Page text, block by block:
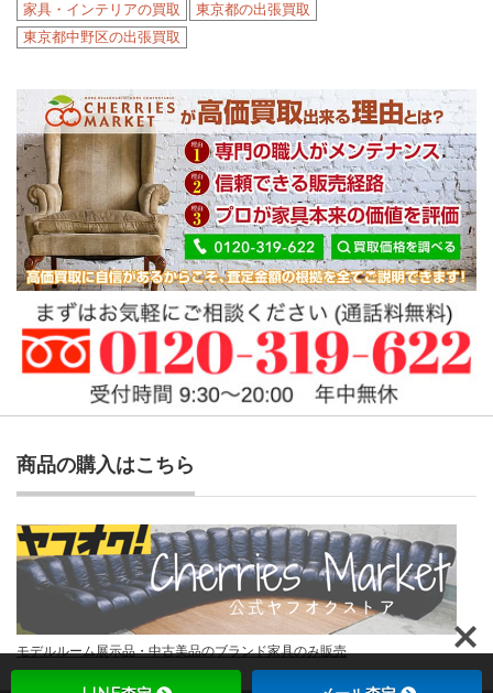
家具・インテリアの買取
東京都の出張買取
東京都中野区の出張買取
商品の購入はこちら
モデルルーム展示品・中古美品のブランド家具のみ販売